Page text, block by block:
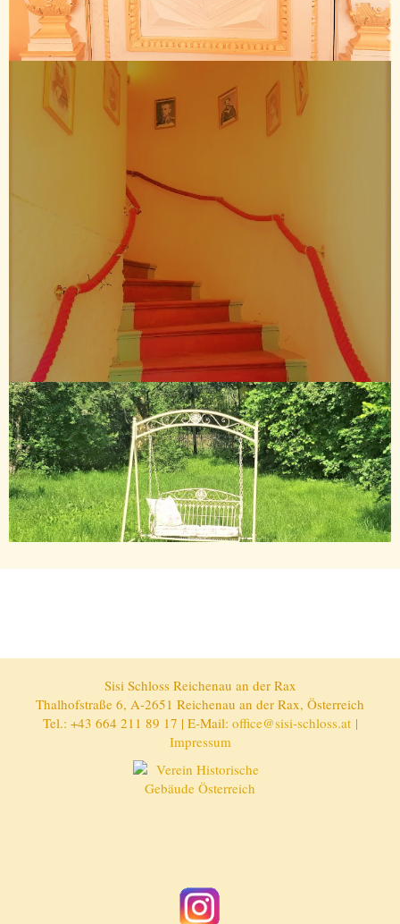
Sisi Schloss Reichenau an der Rax
Thalhofstraße 6, A-2651 Reichenau an der Rax, Österreich
Tel.: +43 664 211 89 17 | E-Mail: office@sisi-schloss.at|
Impressum